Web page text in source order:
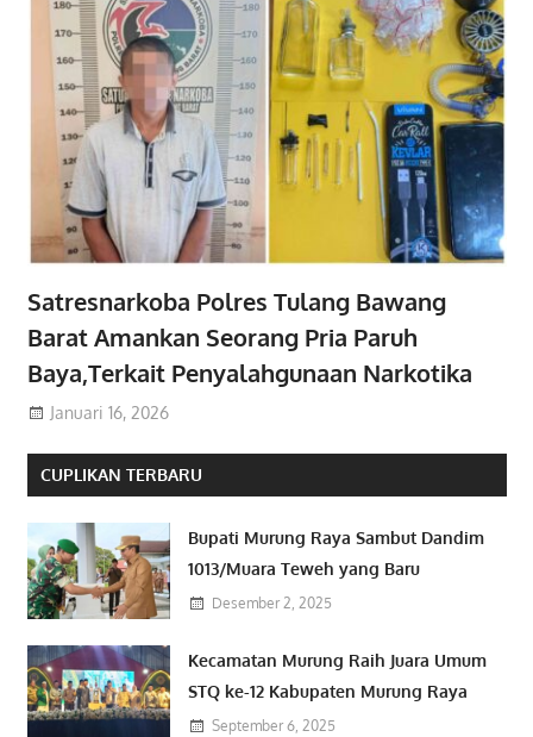
Satresnarkoba Polres Tulang Bawang
Barat Amankan Seorang Pria Paruh
Baya,Terkait Penyalahgunaan Narkotika
Januari 16, 2026
CUPLIKAN TERBARU
Bupati Murung Raya Sambut Dandim
1013/Muara Teweh yang Baru
Desember 2, 2025
Kecamatan Murung Raih Juara Umum
STQ ke-12 Kabupaten Murung Raya
September 6, 2025